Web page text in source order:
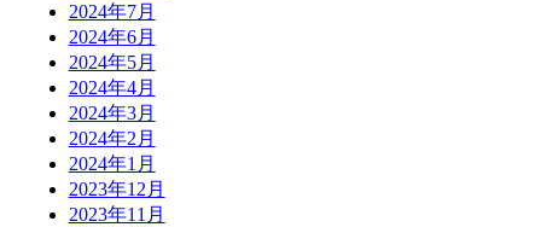
2024年7月
2024年6月
2024年5月
2024年4月
2024年3月
2024年2月
2024年1月
2023年12月
2023年11月